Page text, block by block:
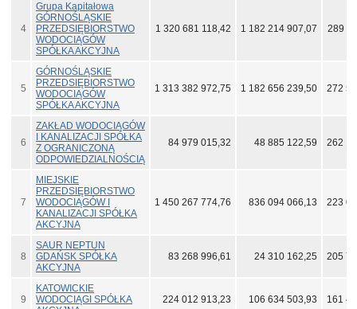
4
Grupa Kapitałowa
GÓRNOŚLĄSKIE
PRZEDSIĘBIORSTWO
WODOCIĄGÓW
SPÓŁKA AKCYJNA
1 320 681 118,42 1 182 214 907,07 289
5
GÓRNOŚLĄSKIE
PRZEDSIĘBIORSTWO
WODOCIĄGÓW
SPÓŁKA AKCYJNA
1 313 382 972,75 1 182 656 239,50 272
6
ZAKŁAD WODOCIĄGÓW
I KANALIZACJI SPÓŁKA
Z OGRANICZONĄ
ODPOWIEDZIALNOŚCIĄ
84 979 015,32 48 885 122,59 262
7
MIEJSKIE
PRZEDSIĘBIORSTWO
WODOCIĄGÓW I
KANALIZACJI SPÓŁKA
AKCYJNA
1 450 267 774,76 836 094 066,13 223
8
SAUR NEPTUN
GDAŃSK SPÓŁKA
AKCYJNA
83 268 996,61 24 310 162,25 205
9
KATOWICKIE
WODOCIĄGI SPÓŁKA
224 012 913,23 106 634 503,93 161